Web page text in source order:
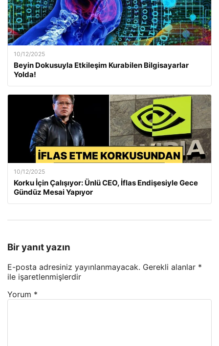
10/12/2025
Beyin Dokusuyla Etkileşim Kurabilen Bilgisayarlar
Yolda!
10/12/2025
Korku İçin Çalışıyor: Ünlü CEO, İflas Endişesiyle Gece
Gündüz Mesai Yapıyor
Bir yanıt yazın
E-posta adresiniz yayınlanmayacak. Gerekli alanlar *
ile işaretlenmişlerdir
Yorum *